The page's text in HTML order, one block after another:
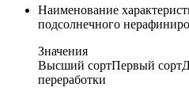
Наименование
подсолнечного
Значения
Высший сортПервый сорт
переработки